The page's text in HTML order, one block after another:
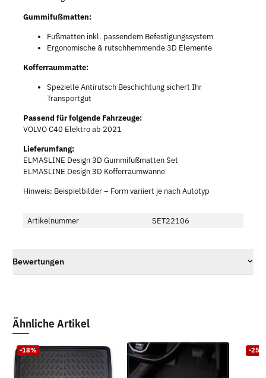
Gummifußmatten:
Fußmatten inkl. passendem Befestigungssystem
Ergonomische & rutschhemmende 3D Elemente
Kofferraummatte:
Spezielle Antirutsch Beschichtung sichert Ihr
Transportgut
Passend für folgende Fahrzeuge:
VOLVO C40 Elektro ab 2021
Lieferumfang:
ELMASLINE Design 3D Gummifußmatten Set
ELMASLINE Design 3D Kofferraumwanne
Hinweis: Beispielbilder – Form variiert je nach Autotyp
Artikelnummer SET22106
Bewertungen
Ähnliche Artikel
-18% -25%